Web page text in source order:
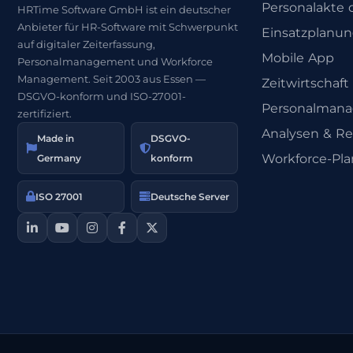
HRTime Software GmbH ist ein deutscher
Anbieter für HR-Software mit Schwerpunkt
auf digitaler Zeiterfassung,
Personalmanagement und Workforce
Management. Seit 2003 aus Essen —
DSGVO-konform und ISO-27001-
zertifiziert.
Made in
Germany
DSGVO-
konform
ISO 27001 Deutsche Server
Personalakte
Mobile App
Zeitwirtschaft
Analysen &
Workforce-